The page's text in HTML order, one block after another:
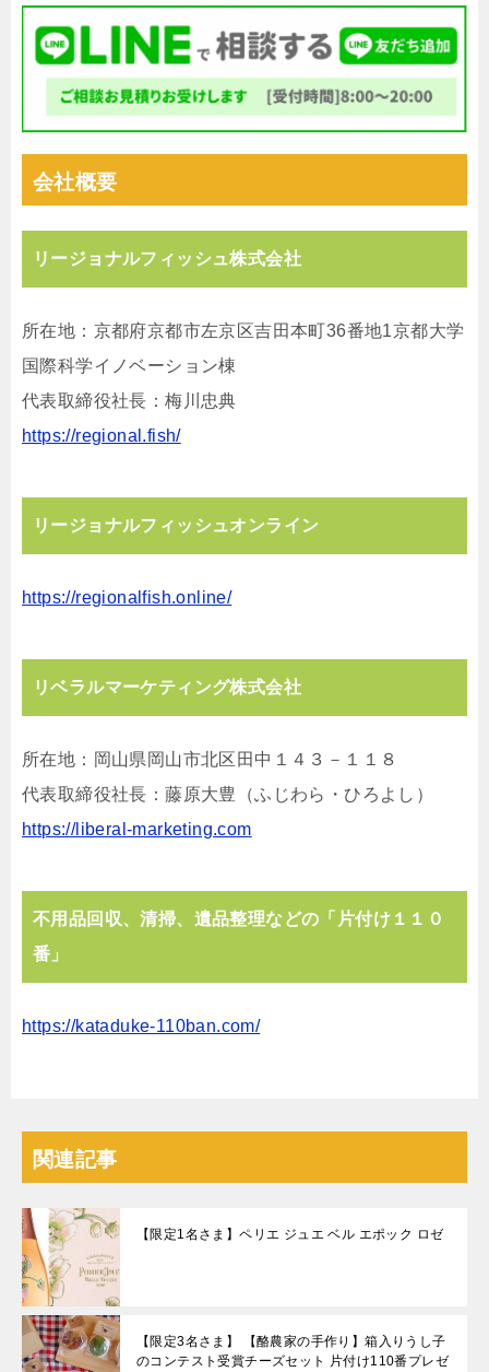
会社概要
リージョナルフィッシュ株式会社
所在地：京都府京都市左京区吉⽥本町36番地1京都⼤学
国際科学イノベーション棟
代表取締役社⻑：梅川忠典
https://regional.fish/
リージョナルフィッシュオンライン
https://regionalfish.online/
リベラルマーケティング株式会社
所在地：岡⼭県岡⼭市北区⽥中１４３－１１８
代表取締役社⻑：藤原⼤豊（ふじわら・ひろよし）
https://liberal-marketing.com
不⽤品回収、清掃、遺品整理などの「⽚付け１１０
番」
https://kataduke-110ban.com/
関連記事
【限定1名さま】ペリエ ジュエ ベル エポック ロゼ
【限定3名さま】 【酪農家の手作り】箱入りうし子
のコンテスト受賞チーズセット 片付け110番プレゼ